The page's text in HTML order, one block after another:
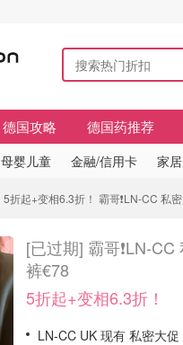
德国攻略 德国药推荐
母婴儿童 金融/信用卡 家
5折起+变相6.3折！ 霸哥❗️LN-CC 私
[已过期] 霸哥❗️LN-
裤€78
5折起+变相6.3折！
LN-CC UK 现有 私密大促